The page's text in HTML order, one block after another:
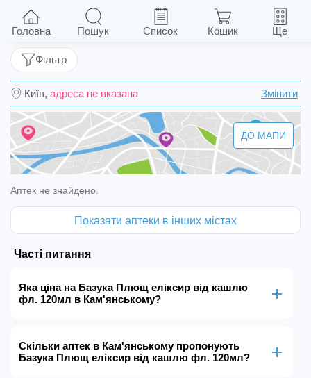
Базука Плющ еліксир від кашлю фл. 120мл
Київ, адреса не вказана Змінити
Фільтр
ДО МАПИ
Аптек не знайдено.
Показати аптеки в інших містах
Часті питання
Яка ціна на Базука Плющ еліксир від кашлю
фл. 120мл в Кам'янському?
Скільки аптек в Кам'янському пропонують
Базука Плющ еліксир від кашлю фл. 120мл?
Головна Пошук Список Кошик Ще